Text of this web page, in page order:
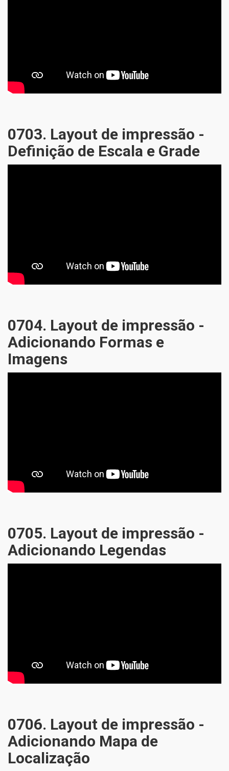
0703. Layout de impressão -
Definição de Escala e Grade
0704. Layout de impressão -
Adicionando Formas e
Imagens
0705. Layout de impressão -
Adicionando Legendas
0706. Layout de impressão -
Adicionando Mapa de
Localização